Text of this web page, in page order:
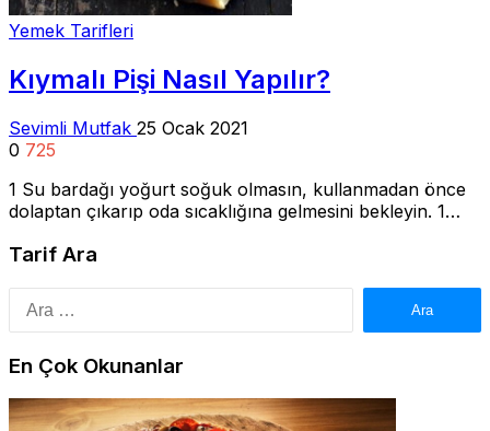
Yemek Tarifleri
Kıymalı Pişi Nasıl Yapılır?
Sevimli Mutfak 25 Ocak 2021
0 725
1 Su bardağı yoğurt soğuk olmasın, kullanmadan önce
dolaptan çıkarıp oda sıcaklığına gelmesini bekleyin. 1…
Tarif Ara
En Çok Okunanlar